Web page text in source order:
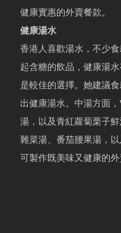
健康實惠的外賣餐款。
健康湯水
香港人喜歡湯水，不少
起含糖的飲品，健康湯
是較佳的選擇。她建議
出健康湯水。中湯方面
湯，以及青紅蘿蔔栗子
雜菜湯、番茄腰果湯，
可製作既美味又健康的外